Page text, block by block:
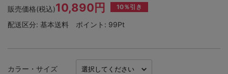
販売価格(税込)10,890円 10％引き
配送区分: 基本送料 ポイント: 99Pt
カラー・サイズ